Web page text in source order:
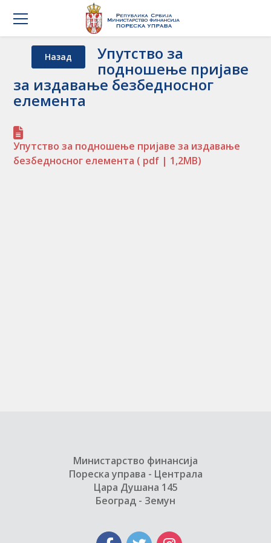
Назад Упутство за
подношење пријаве
за издавање безбедносног
елемента
Упутство за подношење пријаве за издавање
безбедносног елемента ( pdf | 1,2MB)
Министарство финансија
Пореска управа - Централа
Цара Душана 145
Београд - Земун